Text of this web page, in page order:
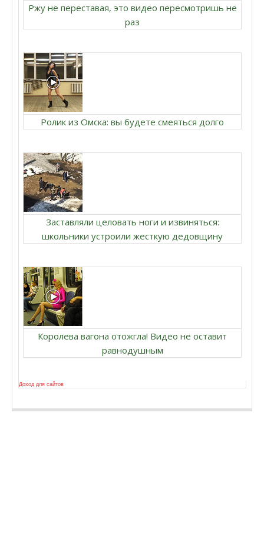
Ржу не переставая, это видео пересмотришь не
раз
Ролик из Омска: вы будете смеяться долго
Заставляли целовать ноги и извиняться:
школьники устроили жесткую дедовщину
Королева вагона отожгла! Видео не оставит
равнодушным
Доход для сайтов